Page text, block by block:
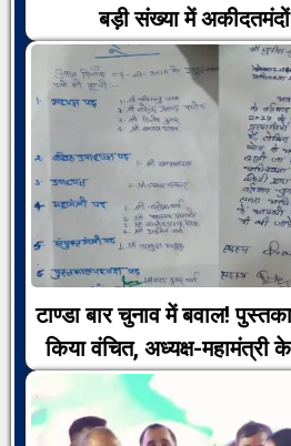
बड़ी संख्या में
टाण्डा बार चुनाव में बवाल!
किया वंचित, अध्यक्ष-महामंत्री